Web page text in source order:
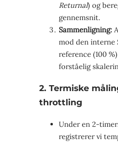
Returnal) og
gennemsnit.
Sammenligning:
mod den interne
reference (100
forståelig
2. Termiske
throttling
Under en 2-
registrerer vi